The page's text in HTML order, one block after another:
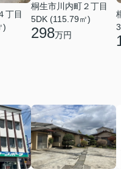
丁目
)
桐生市川内町２丁目
5DK (115.79㎡)
298万円